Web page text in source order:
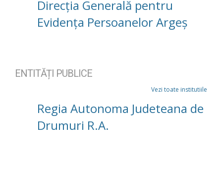
Direcția Generală pentru
Evidența Persoanelor Argeș
ENTITĂȚI PUBLICE
Vezi toate institutiile
Regia Autonoma Judeteana de
Drumuri R.A.